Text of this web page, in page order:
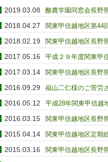
2019.03.08 酪農学園同窓会長野
2018.04.27 関東甲信越地区第44
2018.02.19 関東甲信越地区長野
2017.05.16 平成２９年度関東甲
2017.03.14 関東甲信越地区長野
2016.09.29 福山二仁様のご苦労
2016.05.12 平成28年関東甲信越
2016.03.15 関東甲信越地区長野
2015.04.14 関東甲信越地区定期
2015.03.16 関東甲信越地区長野